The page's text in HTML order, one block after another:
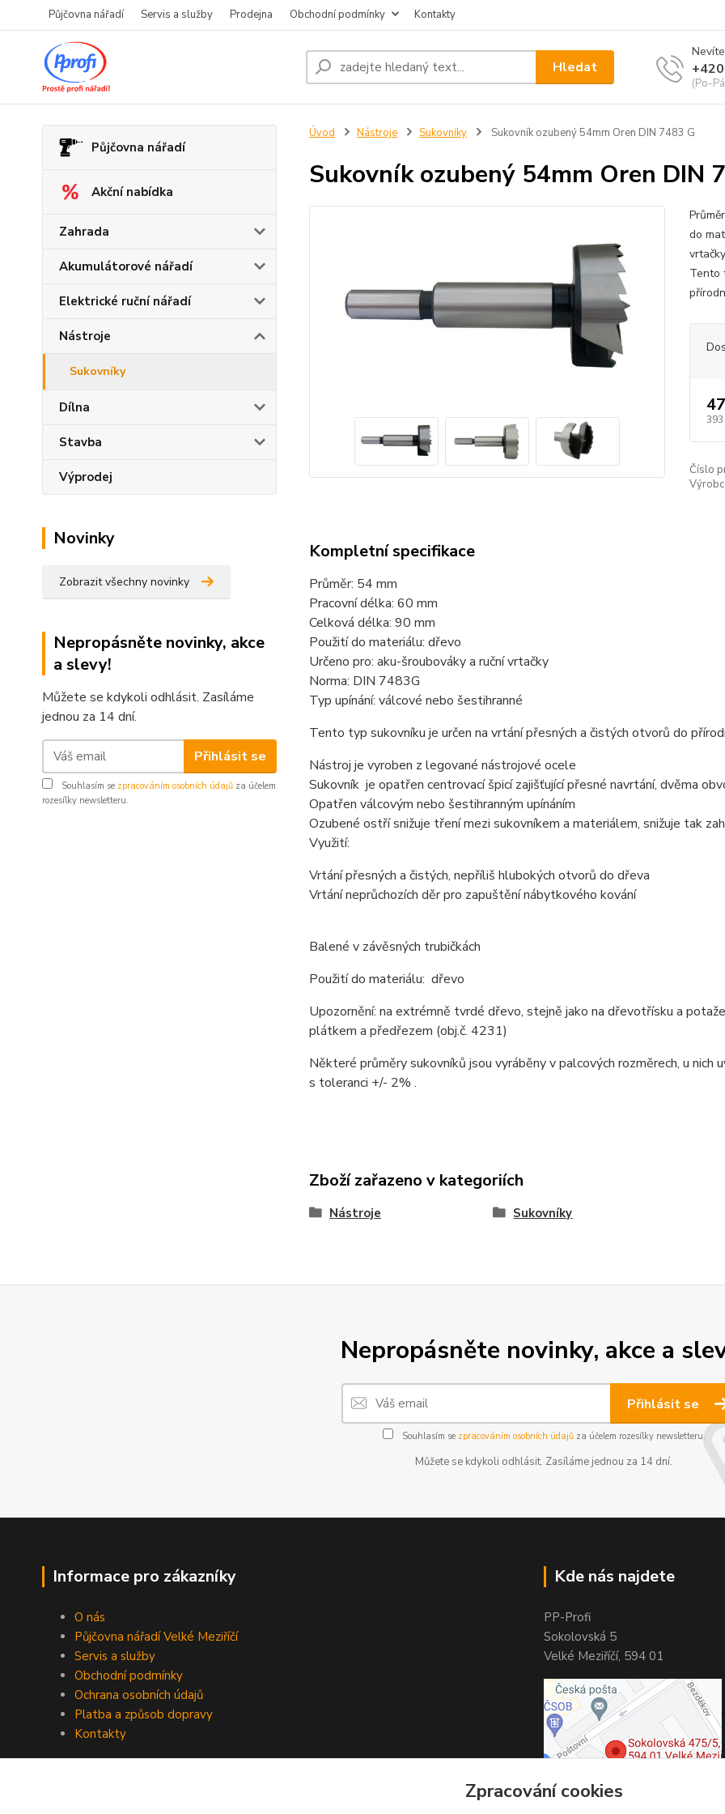
Půjčovna nářadí Servis a služby Prodejna Obchodní podmínky Kontakty
Hledat
(Po-
Půjčovna nářadí
Akční nabídka
Zahrada
Akumulátorové nářadí
Elektrické ruční nářadí
Nástroje
Sukovníky
Dílna
Stavba
Výprodej
Novinky
Zobrazit všechny novinky
Nepropásněte novinky, akce
a slevy!
Můžete se kdykoli odhlásit. Zasíláme
jednou za 14 dní.
Přihlásit se
Souhlasím se zpracováním osobních údajů za účelem
rozesílky newsletteru.
Úvod Nástroje Sukovníky Sukovník ozubený 54mm Oren DIN 7483 G
Sukovník ozubený 54mm Oren DIN
do
Tento
393
Číslo
Kompletní specifikace
Průměr: 54 mm
Pracovní délka: 60 mm
Celková délka: 90 mm
Použití do materiálu: dřevo
Určeno pro: aku-šroubováky a ruční vrtačky
Norma: DIN 7483G
Typ upínání: válcové nebo šestihranné
Tento typ sukovníku je určen na vrtání přesných a čistých otvorů do
Nástroj je vyroben z legované nástrojové ocele
Sukovník je opatřen centrovací špicí zajišťující přesné navrtání, dvěma
Opatřen válcovým nebo šestihranným upínáním
Ozubené ostří snižuje tření mezi sukovníkem a materiálem, snižuje tak
Využití:
Vrtání přesných a čistých, nepříliš hlubokých otvorů do dřeva
Vrtání neprůchozích děr pro zapuštění nábytkového kování
Balené v závěsných trubičkách
Použití do materiálu: dřevo
Upozornění: na extrémně tvrdé dřevo, stejně jako na dřevotřísku a
plátkem a předřezem (obj.č. 4231)
Některé průměry sukovníků jsou vyráběny v palcových rozměrech, u
s toleranci +/- 2% .
Zboží zařazeno v kategoriích
Nástroje Sukovníky
Nepropásněte novinky, akce a
Přihlásit se
Souhlasím se zpracováním osobních údajůza účelem rozesílky newsletteru.
Můžete se kdykoli odhlásit. Zasíláme jednou za 14 dní.
Informace pro zákazníky
O nás
Půjčovna nářadí Velké Meziříčí
Servis a služby
Obchodní podmínky
Ochrana osobních údajů
Platba a způsob dopravy
Kontakty
Kde nás najdete
PP-Profi
Sokolovská 5
Velké Meziříčí, 594 01
Zpracování cookies